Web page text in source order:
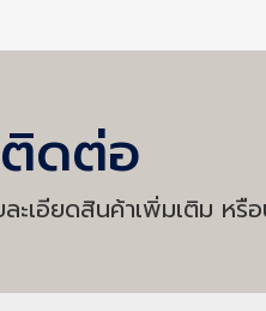
ดต่อ
ะเอียดสินค้าเพิ่มเติม หรื